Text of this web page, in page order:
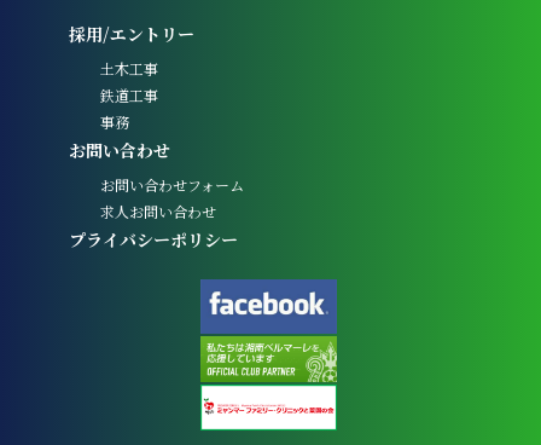
採用/エントリー
土木工事
鉄道工事
事務
お問い合わせ
お問い合わせフォーム
求人お問い合わせ
プライバシーポリシー